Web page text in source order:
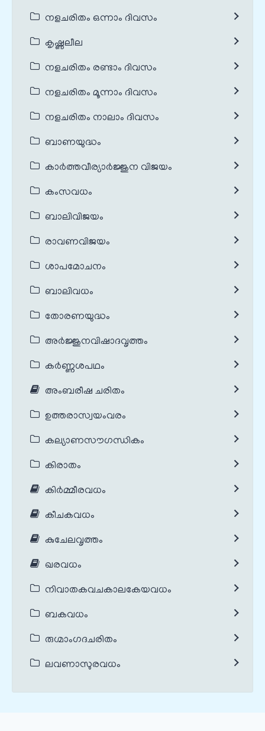
നളചരിതം ഒന്നാം ദിവസം
കൃഷ്ണലീല
നളചരിതം രണ്ടാം ദിവസം
നളചരിതം മൂന്നാം ദിവസം
നളചരിതം നാലാം ദിവസം
ബാണയുദ്ധം
കാർത്തവീര്യാർജ്ജുന വിജയം
കംസവധം
ബാലിവിജയം
രാവണവിജയം
ശാപമോചനം
ബാലിവധം
തോരണയുദ്ധം
അർജ്ജുനവിഷാദവൃത്തം
കർണ്ണശപഥം
അംബരീഷ ചരിതം
ഉത്തരാസ്വയംവരം
കല്യാണസൗഗന്ധികം
കിരാതം
കിർമ്മീരവധം
കീചകവധം
കുചേലവൃത്തം
ഖരവധം
നിവാതകവചകാലകേയവധം
ബകവധം
രുഗ്മാംഗദചരിതം
ലവണാസുരവധം